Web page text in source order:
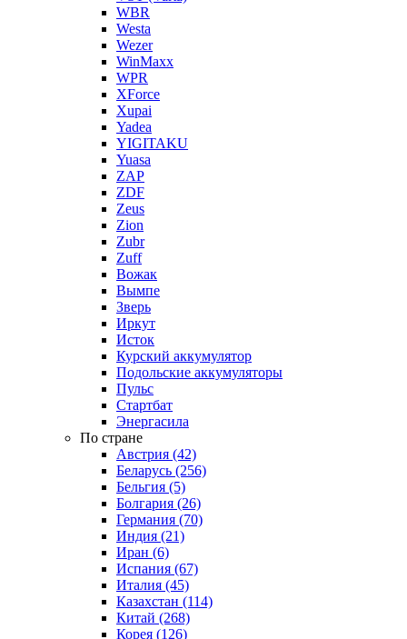
WBR
Westa
Wezer
WinMaxx
WPR
XForce
Xupai
Yadea
YIGITAKU
Yuasa
ZAP
ZDF
Zeus
Zion
Zubr
Zuff
Вожак
Вымпе
Зверь
Иркут
Исток
Курский аккумулятор
Подольские аккумуляторы
Пульс
Стартбат
Энергасила
По стране
Австрия (42)
Беларусь (256)
Бельгия (5)
Болгария (26)
Германия (70)
Индия (21)
Иран (6)
Испания (67)
Италия (45)
Казахстан (114)
Китай (268)
Корея (126)